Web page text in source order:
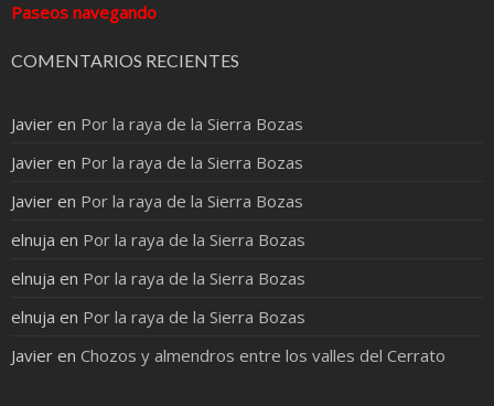
Paseos navegando
COMENTARIOS RECIENTES
Javier en Por la raya de la Sierra Bozas
Javier en Por la raya de la Sierra Bozas
Javier en Por la raya de la Sierra Bozas
elnuja en Por la raya de la Sierra Bozas
elnuja en Por la raya de la Sierra Bozas
elnuja en Por la raya de la Sierra Bozas
Javier en Chozos y almendros entre los valles del Cerrato